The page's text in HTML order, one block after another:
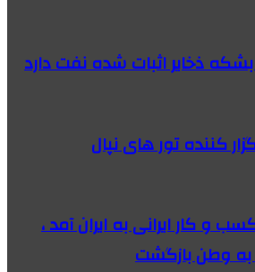
کننده تور های نپال
و کار ایرانی به ایران آمد ،
به وطن بازگشت